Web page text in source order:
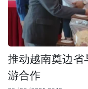
推动越南奠边
游合作